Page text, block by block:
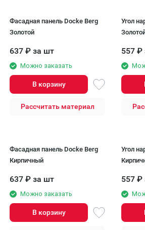
Фасадная панель Docke Berg
Золотой
637 ₽ за шт
Можно заказать
В корзину
Рассчитать материал
Угол
557 ₽
Фасадная панель Docke Berg
Кирпичный
637 ₽ за шт
Можно заказать
В корзину
Угол
557 ₽